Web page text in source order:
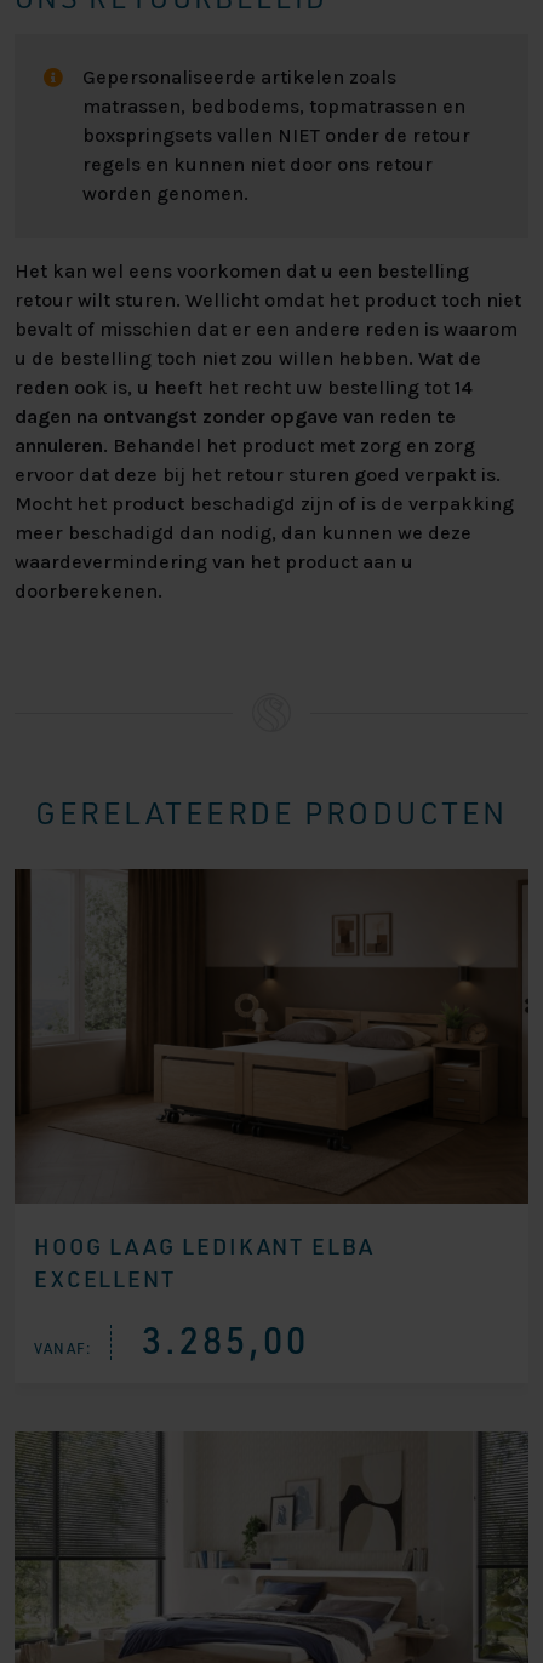
Gepersonaliseerde artikelen zoals
matrassen, bedbodems, topmatrassen en
boxspringsets vallen NIET onder de retour
regels en kunnen niet door ons retour
worden genomen.
Het kan wel eens voorkomen dat u een bestelling
retour wilt sturen. Wellicht omdat het product toch niet
bevalt of misschien dat er een andere reden is waarom
u de bestelling toch niet zou willen hebben. Wat de
reden ook is, u heeft het recht uw bestelling tot 14
dagen na ontvangst zonder opgave van reden te
annuleren. Behandel het product met zorg en zorg
ervoor dat deze bij het retour sturen goed verpakt is.
Mocht het product beschadigd zijn of is de verpakking
meer beschadigd dan nodig, dan kunnen we deze
waardevermindering van het product aan u
doorberekenen.
GERELATEERDE PRODUCTEN
HOOG LAAG LEDIKANT ELBA
EXCELLENT
VANAF: 3.285,00